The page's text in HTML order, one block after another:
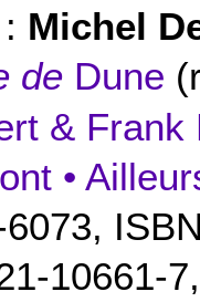
Michel
de Dune
& Frank
•
10661-7